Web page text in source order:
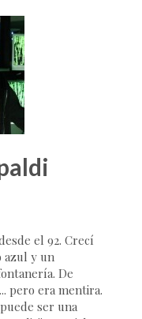
el 92. Crecí
azul y un
De
pero era mentira.
ser una